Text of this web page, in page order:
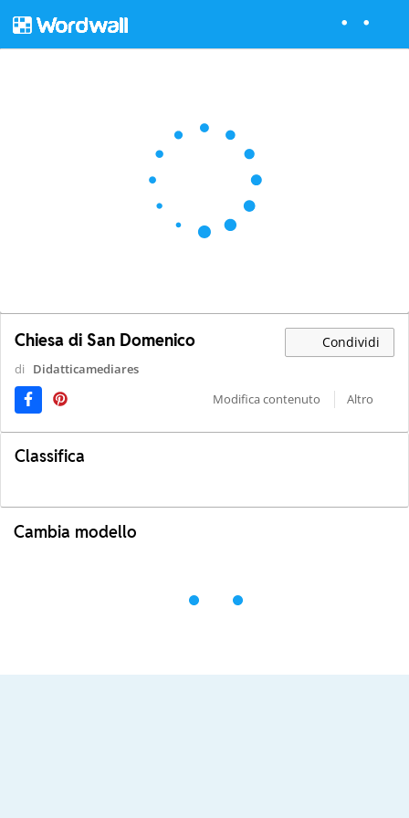
Chiesa di San Domenico Condividi
di
Didatticamediares
Modifica contenuto
Altro
Classifica
Cambia modello